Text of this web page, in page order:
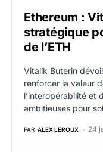
Ethereum :
stratégique
de l’ETH
Vitalik Buterin
renforcer la valeur
l’interopérabilité et
ambitieuses pour
PAR ALEX LEROUX 24